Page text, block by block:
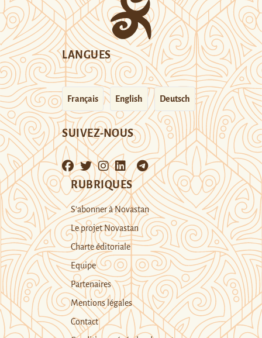
LANGUES
Français English Deutsch
SUIVEZ-NOUS
RUBRIQUES
S’abonner à Novastan
Le projet Novastan
Charte éditoriale
Equipe
Partenaires
Mentions légales
Contact